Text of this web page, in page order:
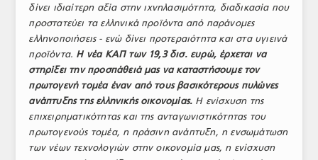
δίνει ιδιαίτερη αξία στην ιχνηλασιμότητα, διαδικασία που
προστατεύει τα ελληνικά προϊόντα από παράνομες
ελληνοποιήσεις - ενώ δίνει προτεραιότητα και στα υγιεινά
προϊόντα. Η νέα ΚΑΠ των 19,3 δισ. ευρώ, έρχεται να
στηρίξει την προσπάθειά μας να καταστήσουμε τον
πρωτογενή τομέα έναν από τους βασικότερους πυλώνες
ανάπτυξης της ελληνικής οικονομίας. Η ενίσχυση της
επιχειρηματικότητας και της ανταγωνιστικότητας του
πρωτογενούς τομέα, η πράσινη ανάπτυξη, η ενσωμάτωση
των νέων τεχνολογιών στην οικονομία μας, η ενίσχυση